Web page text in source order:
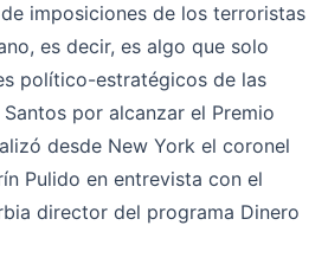
imposiciones de los terroristas
es decir, es algo que solo
político-estratégicos de las
por alcanzar el Premio
desde New York el coronel
Pulido en entrevista con el
director del programa Dinero